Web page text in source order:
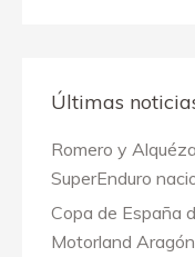
Últimas
Romero y
SuperEnduro
Copa de España
Motorland